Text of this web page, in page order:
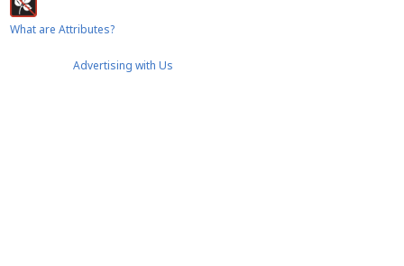
What are Attributes?
Advertising with Us